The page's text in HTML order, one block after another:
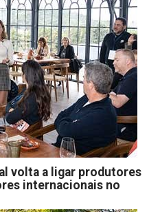
volta a ligar produtores
internacionais no